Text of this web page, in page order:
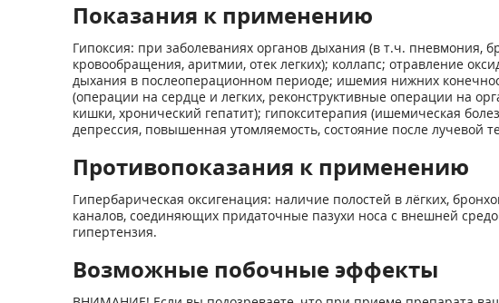
Показания к применению
Гипоксия: при заболеваниях органов дыхания (в т.ч. пневмония,
кровообращения, аритмии, отек легких); коллапс; отравление
дыхания в послеоперационном периоде; ишемия нижних
(операции на сердце и легких, реконструктивные операции на
кишки, хронический гепатит); гипокситерапия (ишемическая
депрессия, повышенная утомляемость, состояние после лучевой
Противопоказания к применению
Гипербарическая оксигенация: наличие полостей в лёгких,
каналов, соединяющих придаточные пазухи носа с внешней
гипертензия.
Возможные побочные эффекты